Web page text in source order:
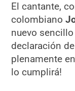
El cantante,
colombiano
nuevo
declaración
plenamente
lo cumplirá!